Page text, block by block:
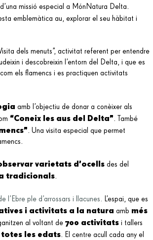
missió especial a MónNatura Delta.
emblemàtica au, explorar el seu hàbitat i
dels menuts”, activitat referent per entendre
i descobreixin l’entorn del Delta, i que es
els flamencs i es practiquen activitats
amb l’objectiu de donar a conèixer als
“Coneix les aus del Delta”. També
. Una visita especial que permet
varietats d’ocells des del
tradicionals.
l’Ebre ple d’arrossars i llacunes. L’espai, que es
i activitats a la natura amb més
al voltant de 700 activitats i tallers
les edats. El centre acull cada any el